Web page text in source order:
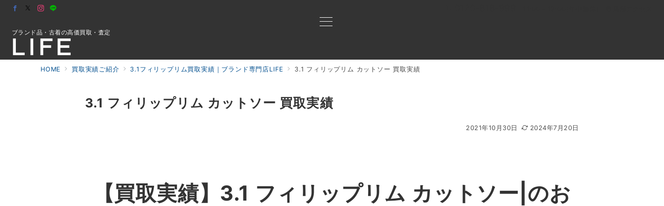
ブランド品・古着の高価買取・査定
HOME 買取実績ご紹介 3.1フィリップリム買取実績｜ブランド専門店LIFE 3.1 フィリップリム カットソー 買取実績
3.1 フィリップリム カットソー 買取実績
2021年10月30日 2024年7月20日
【買取実績】3.1 フィリップリム カットソー|のお